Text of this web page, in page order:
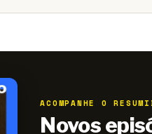
ACOMPANHE O
Novos